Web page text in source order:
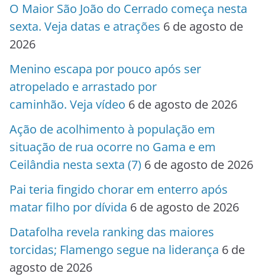
O Maior São João do Cerrado começa nesta
sexta. Veja datas e atrações 6 de agosto de
2026
Menino escapa por pouco após ser
atropelado e arrastado por
caminhão. Veja vídeo 6 de agosto de 2026
Ação de acolhimento à população em
situação de rua ocorre no Gama e em
Ceilândia nesta sexta (7) 6 de agosto de 2026
Pai teria fingido chorar em enterro após
matar filho por dívida 6 de agosto de 2026
Datafolha revela ranking das maiores
torcidas; Flamengo segue na liderança 6 de
agosto de 2026